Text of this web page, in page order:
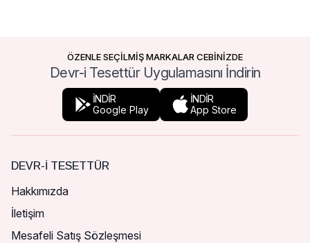
ÖZENLE SEÇİLMİŞ MARKALAR CEBİNİZDE
Devr-i Tesettür Uygulamasını İndirin
İNDİR
Google Play
İNDİR
App Store
DEVR-I TESETTÜR
Hakkımızda
İletişim
Mesafeli Satış Sözleşmesi